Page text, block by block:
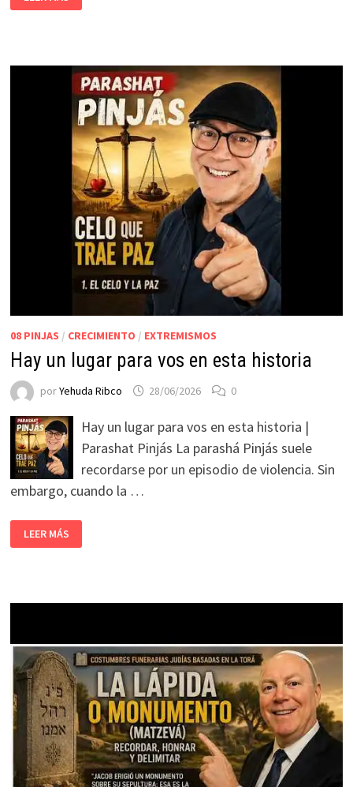
08 PINJAS / CRECIMIENTO / EXTREMISMOS
Hay un lugar para vos en esta historia
porYehuda Ribco 28/06/2026 0
Hay un lugar para vos en esta historia |
Parashat Pinjás La parashá Pinjás suele
recordarse por un episodio de violencia. Sin
embargo, cuando la …
LEER MÁS